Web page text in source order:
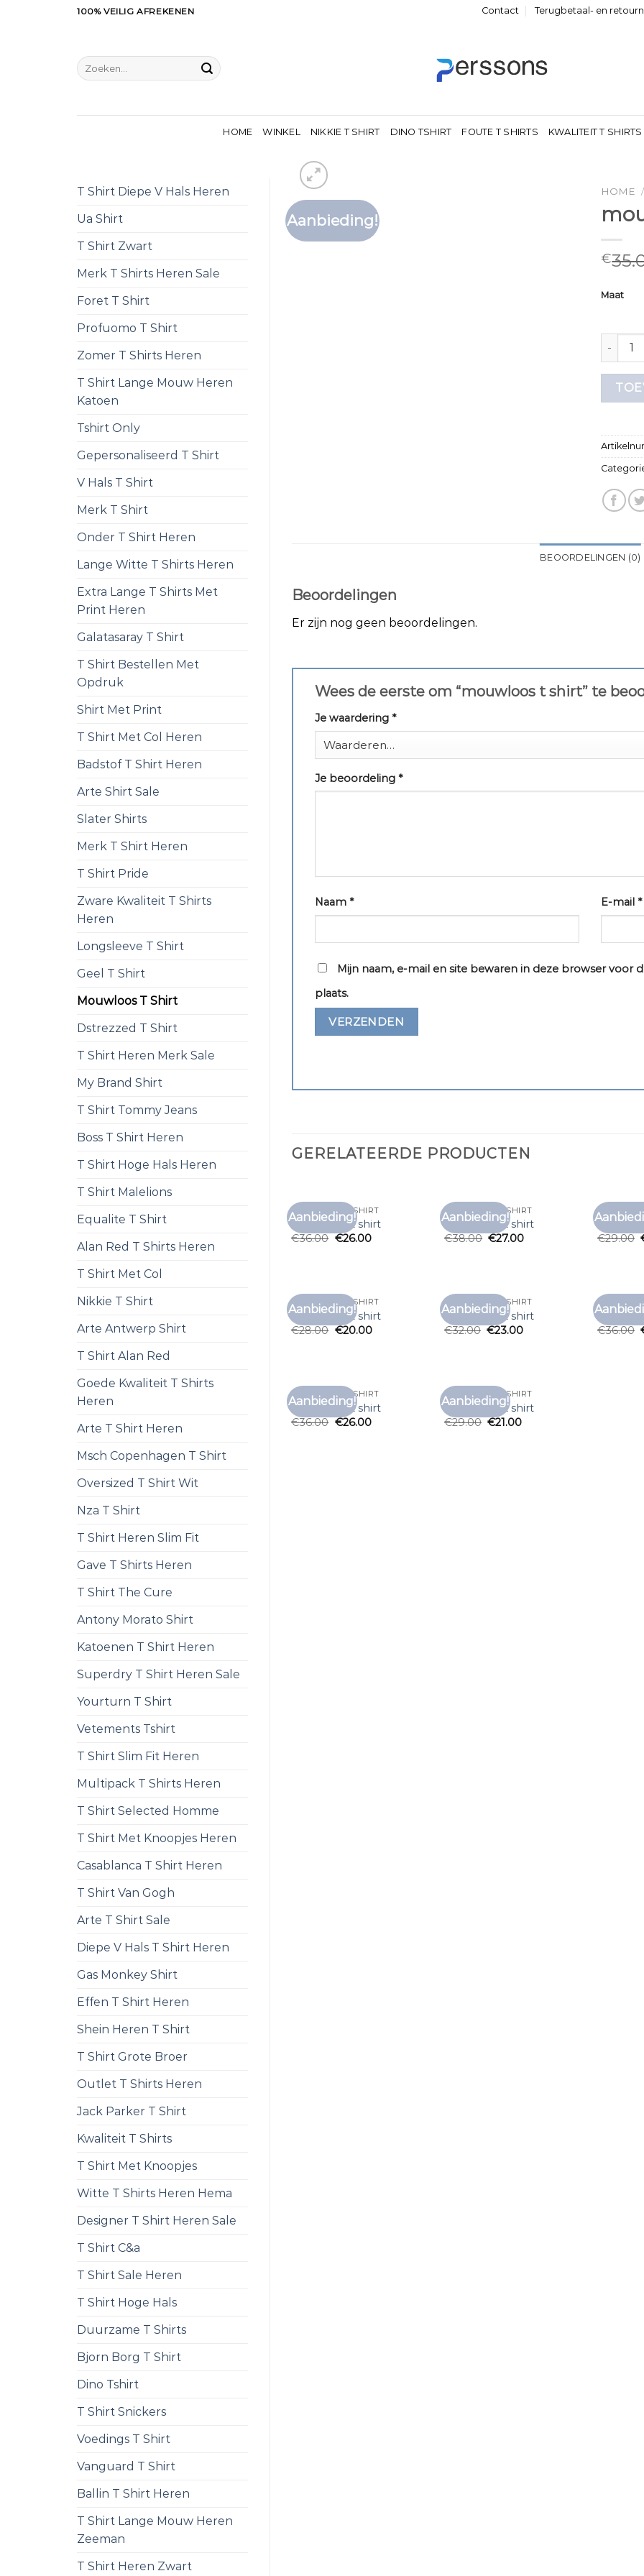
100% VEILIG AFREKENEN Contact Terugbetaal- en
Zoeken
naar:
HOME WINKEL NIKKIE T SHIRT DINO TSHIRT FOUTE T SHIRTS KWALITEIT T SHIRTS
T Shirt Diepe V Hals Heren
Ua Shirt
T Shirt Zwart
Merk T Shirts Heren Sale
Foret T Shirt
Profuomo T Shirt
Zomer T Shirts Heren
T Shirt Lange Mouw Heren
Katoen
Tshirt Only
Gepersonaliseerd T Shirt
V Hals T Shirt
Merk T Shirt
Onder T Shirt Heren
Lange Witte T Shirts Heren
Extra Lange T Shirts Met
Print Heren
Galatasaray T Shirt
T Shirt Bestellen Met
Opdruk
Shirt Met Print
T Shirt Met Col Heren
Badstof T Shirt Heren
Arte Shirt Sale
Slater Shirts
Merk T Shirt Heren
T Shirt Pride
Zware Kwaliteit T Shirts
Heren
Longsleeve T Shirt
Geel T Shirt
Mouwloos T Shirt
Dstrezzed T Shirt
T Shirt Heren Merk Sale
My Brand Shirt
T Shirt Tommy Jeans
Boss T Shirt Heren
T Shirt Hoge Hals Heren
T Shirt Malelions
Equalite T Shirt
Alan Red T Shirts Heren
T Shirt Met Col
Nikkie T Shirt
Arte Antwerp Shirt
T Shirt Alan Red
Goede Kwaliteit T Shirts
Heren
Arte T Shirt Heren
Msch Copenhagen T Shirt
Oversized T Shirt Wit
Nza T Shirt
T Shirt Heren Slim Fit
Gave T Shirts Heren
T Shirt The Cure
Antony Morato Shirt
Katoenen T Shirt Heren
Superdry T Shirt Heren Sale
Yourturn T Shirt
Vetements Tshirt
T Shirt Slim Fit Heren
Multipack T Shirts Heren
T Shirt Selected Homme
T Shirt Met Knoopjes Heren
Casablanca T Shirt Heren
T Shirt Van Gogh
Arte T Shirt Sale
Diepe V Hals T Shirt Heren
Gas Monkey Shirt
Effen T Shirt Heren
Shein Heren T Shirt
T Shirt Grote Broer
Outlet T Shirts Heren
Jack Parker T Shirt
Kwaliteit T Shirts
T Shirt Met Knoopjes
Witte T Shirts Heren Hema
Designer T Shirt Heren Sale
T Shirt C&a
T Shirt Sale Heren
T Shirt Hoge Hals
Duurzame T Shirts
Bjorn Borg T Shirt
Dino Tshirt
T Shirt Snickers
Voedings T Shirt
Vanguard T Shirt
Ballin T Shirt Heren
T Shirt Lange Mouw Heren
Zeeman
T Shirt Heren Zwart
Aanbieding!
HOME /
€
Maat
BEOORDELINGEN (0)
Beoordelingen
Er zijn nog geen beoordelingen.
Wees de eerste om “mouwloos t shirt” te
Je waardering *
Je beoordeling *
Naam * E-mail*
Mijn naam, e-mail en site bewaren in deze browser voor
plaats.
GERELATEERDE PRODUCTEN
Aanbieding!
Toevoegen
MOUWLOOS T SHIRT
mouwloos t shirt
€36.00 €26.00
Aanbieding!
Toevoegen
MOUWLOOS T SHIRT
mouwloos t shirt
€38.00 €27.00
€29.00
Aanbieding!
Toevoegen
MOUWLOOS T SHIRT
mouwloos t shirt
€28.00 €20.00
Aanbieding!
Toevoegen
MOUWLOOS T SHIRT
mouwloos t shirt
€32.00 €23.00
€36.00
Aanbieding!
Toevoegen
MOUWLOOS T SHIRT
mouwloos t shirt
€36.00 €26.00
Aanbieding!
Toevoegen
MOUWLOOS T SHIRT
mouwloos t shirt
€29.00 €21.00